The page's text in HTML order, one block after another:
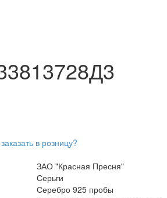
в розницу?
ЗАО "Красная Пресня"
Серьги
Серебро 925 пробы